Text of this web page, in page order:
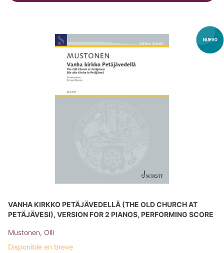
VANHA KIRKKO PETÄJÄVEDELLÄ (THE OLD CHURCH AT
PETÄJÄVESI), VERSION FOR 2 PIANOS, PERFORMING SCORE
Mustonen, Olli
Disponible en breve